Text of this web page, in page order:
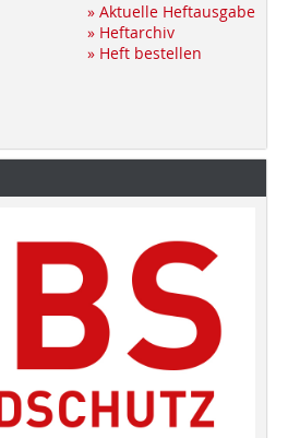
» Aktuelle Heftausgabe
» Heftarchiv
» Heft bestellen